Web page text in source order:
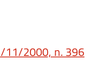
11/2000, n. 396